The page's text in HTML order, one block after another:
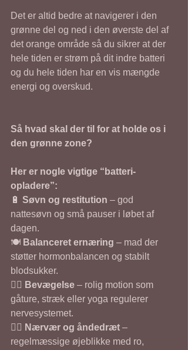
Det er altid bedre at navigerer i den
grønne del og ned i den øverste del af
det orange område så du sikrer at der
hele tiden er strøm på dit indre batteri
og du hele tiden har en vis mængde
energi og overskud.
Så hvad skal der til for at holde os i
den grønne zone?
Her er nogle vigtige “batteri-
opladere”:
🔋 Søvn og restitution – god
nattesøvn og små pauser i løbet af
dagen.
🍽️ Balanceret ernæring – mad der
støtter hormonbalancen og stabilt
blodsukker.
🚶‍♀️ Bevægelse – rolig motion som
gåture, stræk eller yoga regulerer
nervesystemet.
🧘‍♂️ Nærvær og åndedræt –
regelmæssige øjeblikke med ro,